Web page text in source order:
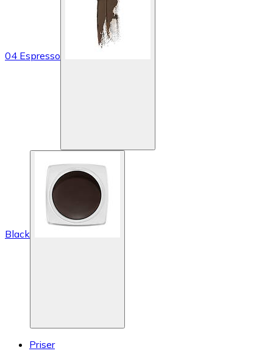
04 Espresso
Black
Priser